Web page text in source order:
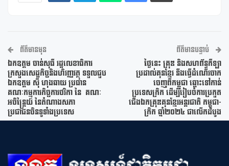
ព័ត៌មានមុន
ឯកឧត្តម ចាន់សុធី រដ្ឋលេខាធិការ
ក្រសួងសេដ្ឋកិច្ចនិងហិរញ្ញវត្ថុ ទទួលជួប
ឯកឧត្តម ស៊ី ហុងឆាយ ប្រធាន
គណៈកម្មការកិច្ចការថវិកា នៃ គណៈ
អចិន្ត្រៃយ៍ នៃតំណាងសភា
ប្រជាជនចិនទូទាំងប្រទេស
ព័ត៌មានបន្ទាប់
ថ្ងៃនេះ គ្រុឌ និងសហព័ន្ធកីឡា
ប្រដាល់គុនខ្មែរ នឹងធ្វើដំណើរចាក
ចេញពីកម្ពុជា ឆ្ពោះទៅកាន់
ប្រទេសក្រិក ដើម្បីរៀបចំការប្រកួត
ជើងឯកគ្រុឌគុនខ្មែរអន្តរជាតិ កម្ពុជា-
ក្រិក ឆ្នាំ២០២៤ ជាលើកដំបូង